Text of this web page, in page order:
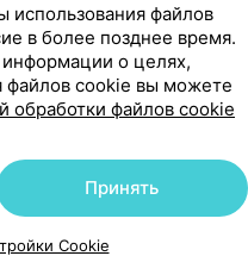
грудью.
приема можно
использования файлов
в более позднее время.
о целях,
файлов cookie вы можете
обработки файлов cookie
Принять
Cookie